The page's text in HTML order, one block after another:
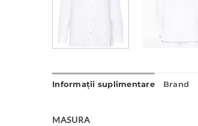
Informații suplimentare Brand
MASURA